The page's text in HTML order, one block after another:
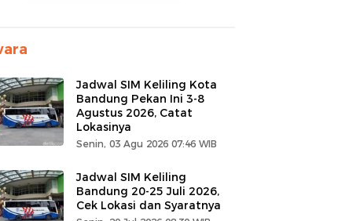
Jadwal SIM Keliling Kota
Bandung Pekan Ini 3-8
Agustus 2026, Catat
Lokasinya
Senin, 03 Agu 2026 07:46 WIB
Jadwal SIM Keliling
Bandung 20-25 Juli 2026,
Cek Lokasi dan Syaratnya